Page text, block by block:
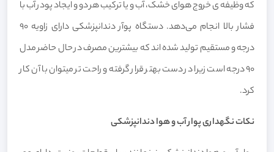
که وظیفه ی خروج هوای خشک، آب و یا ترکیب هر دو و ایجاد پودر آب با
فشار بالا انجام می‌دهد. دستگاه پوآر دندانپزشکی دارای زاویه 90
درجه و مستقیم تولید شده اند که بیشترین مصرف در حال حاضر مدل
90 درجه است زیرا در دست بهتر قرار گرفته و راحت تر میتوان با آن کار
کرد.
نکات نگهداری پوار آب و هوا دندانپزشکی